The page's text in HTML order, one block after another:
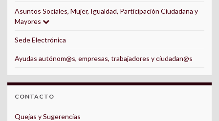
Asuntos Sociales, Mujer, Igualdad, Participación Ciudadana y
Mayores
Sede Electrónica
Ayudas autónom@s, empresas, trabajadores y ciudadan@s
CONTACTO
Quejas y Sugerencias